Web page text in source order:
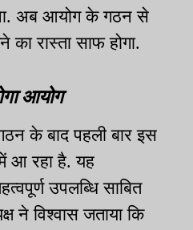
था. अब आयोग के गठन से
का रास्ता साफ होगा.
आयोग
के बाद पहली बार इस
आ रहा है. यह
उपलब्धि साबित
ने विश्वास जताया कि